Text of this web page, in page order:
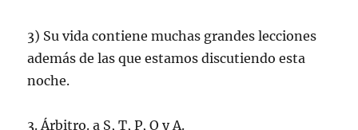
3) Su vida contiene muchas grandes lecciones
además de las que estamos discutiendo esta
noche.
3. Árbitro. a S, T, P, O y A.